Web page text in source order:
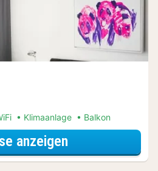
Klimaanlage Balkon
anzeigen